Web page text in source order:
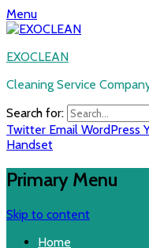
Menu
EXOCLEAN
Cleaning Service
Search for:
Twitter Email WordPress
Handset
Primary Menu
Skip to content
Home